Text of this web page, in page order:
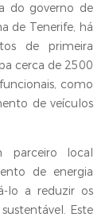
do governo de
de Tenerife, há
de primeira
cerca de 2500
como
de veículos
parceiro local
de energia
lo a reduzir os
Este